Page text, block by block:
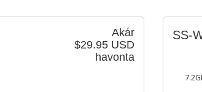
Akár
$29.95 USD
havonta
SS-